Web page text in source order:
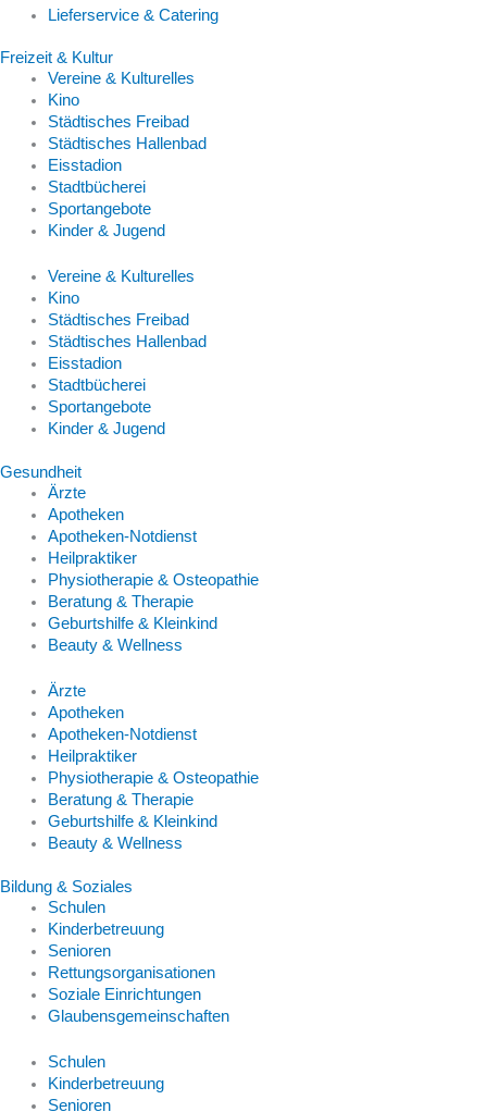
Lieferservice & Catering
Freizeit & Kultur
Vereine & Kulturelles
Kino
Städtisches Freibad
Städtisches Hallenbad
Eisstadion
Stadtbücherei
Sportangebote
Kinder & Jugend
Vereine & Kulturelles
Kino
Städtisches Freibad
Städtisches Hallenbad
Eisstadion
Stadtbücherei
Sportangebote
Kinder & Jugend
Gesundheit
Ärzte
Apotheken
Apotheken-Notdienst
Heilpraktiker
Physiotherapie & Osteopathie
Beratung & Therapie
Geburtshilfe & Kleinkind
Beauty & Wellness
Ärzte
Apotheken
Apotheken-Notdienst
Heilpraktiker
Physiotherapie & Osteopathie
Beratung & Therapie
Geburtshilfe & Kleinkind
Beauty & Wellness
Bildung & Soziales
Schulen
Kinderbetreuung
Senioren
Rettungsorganisationen
Soziale Einrichtungen
Glaubensgemeinschaften
Schulen
Kinderbetreuung
Senioren